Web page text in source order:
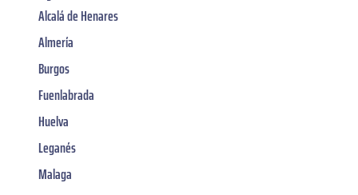
Alcalá de Henares
Almería
Burgos
Fuenlabrada
Huelva
Leganés
Malaga